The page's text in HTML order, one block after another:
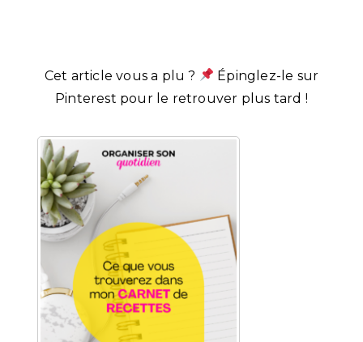
Cet article vous a plu ?
Épinglez-le sur
Pinterest pour le retrouver plus tard !